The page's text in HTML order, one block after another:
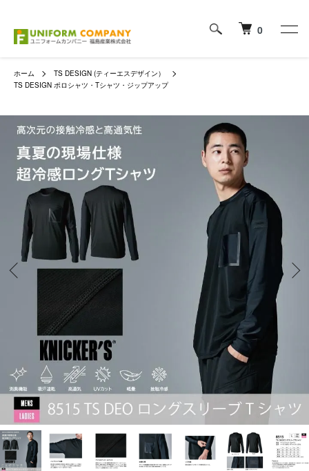
0
ホーム
TS DESIGN (ティーエスデザイン）
TS DESIGN ポロシャツ・Tシャツ・ジップアップ